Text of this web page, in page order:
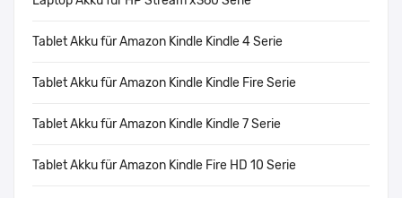
Tablet Akku für Amazon Kindle Kindle 4 Serie
Tablet Akku für Amazon Kindle Kindle Fire Serie
Tablet Akku für Amazon Kindle Kindle 7 Serie
Tablet Akku für Amazon Kindle Fire HD 10 Serie